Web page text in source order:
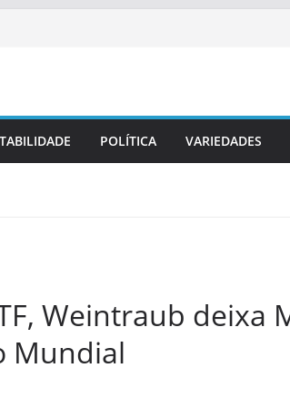
POLÍTICA VARIEDADES
Weintraub deixa
Mundial